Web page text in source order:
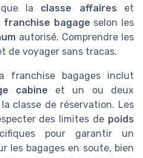
la classe affaires et
franchise bagage selon les
autorisé. Comprendre les
de voyager sans tracas.
franchise bagages inclut
cabine et un ou deux
classe de réservation. Les
des limites de poids
pour garantir un
les bagages en soute, bien